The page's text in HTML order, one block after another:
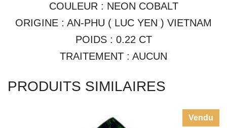
COULEUR : NEON COBALT
ORIGINE : AN-PHU ( LUC YEN ) VIETNAM
POIDS : 0.22 CT
TRAITEMENT : AUCUN
PRODUITS SIMILAIRES
Vendu